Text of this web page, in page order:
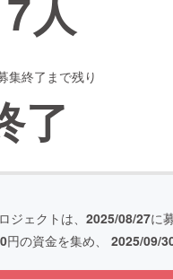
人
集終了まで残り
了
ジェクトは、 2025/08/27に
円の資金を集め、 2025/09/